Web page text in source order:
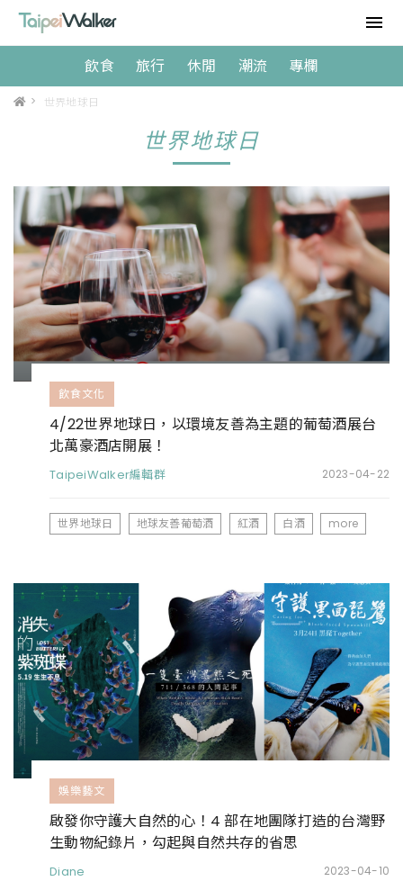
飲食 旅行 休閒 潮流 專欄
> 世界地球日
世界地球日
飲食文化
4/22世界地球日，以環境友善為主題的葡萄酒展台
北萬豪酒店開展！
TaipeiWalker編輯群 2023-04-22
世界地球日 地球友善葡萄酒 紅酒 白酒 more
娛樂藝文
啟發你守護大自然的心！4 部在地團隊打造的台灣野
生動物紀錄片，勾起與自然共存的省思
Diane 2023-04-10